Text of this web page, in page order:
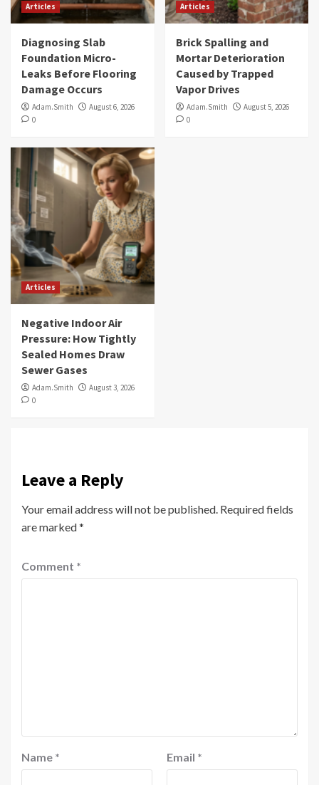
Articles
Diagnosing Slab
Foundation Micro-
Leaks Before Flooring
Damage Occurs
Adam.Smith
August 6, 2026
0
Articles
Brick Spalling and
Mortar Deterioration
Caused by Trapped
Vapor Drives
Adam.Smith
August 5, 2026
0
Articles
Negative Indoor Air
Pressure: How Tightly
Sealed Homes Draw
Sewer Gases
Adam.Smith
August 3, 2026
0
Leave a Reply
Your email address will not be published. Required fields
are marked*
Comment *
Name * Email *